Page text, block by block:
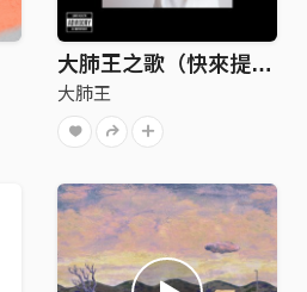
大肺王之歌（快來提升肺活量！）
大肺王